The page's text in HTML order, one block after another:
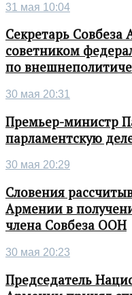
31 мая 10:04
Секретарь Совбеза
советником
по
30 мая 20:31
Премьер-министр
парламентскую
30 мая 20:29
Словения
Армении в
члена Совбеза ООН
30 мая 20:23
Председатель